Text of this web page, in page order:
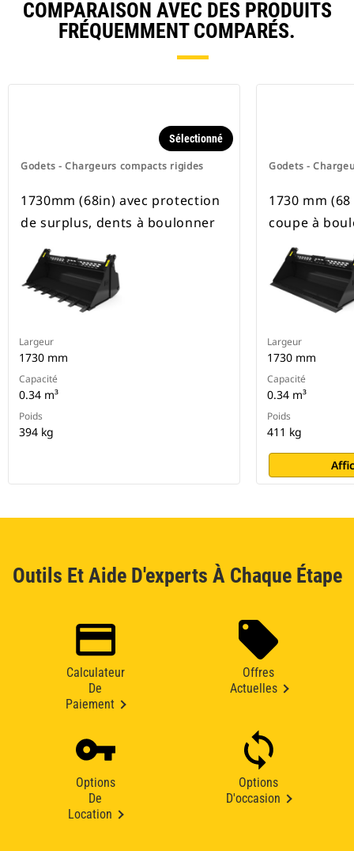
COMPARAISON AVEC DES PRODUITS
FRÉQUEMMENT COMPARÉS.
Godets - Chargeurs compacts rigides
Sélectionné
1730mm (68in) avec protection
de surplus, dents à boulonner
Largeur
1730 mm
Capacité
0.34 m³
Poids
394 kg
Godets -
1730 mm
coupe à
Largeur
1730 mm
Capacité
0.34 m³
Poids
411 kg
Outils Et Aide D'experts À Chaque Étape
Calculateur
De
Paiement
Offres
Actuelles
Options
De
Location
Options
D'occasion